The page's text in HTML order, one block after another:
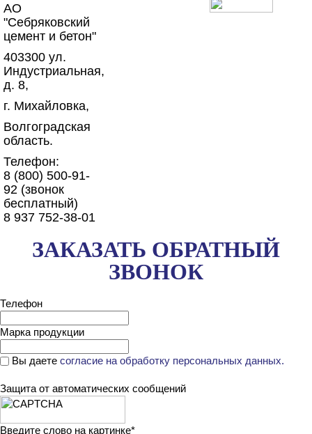
АО
"Себряковский
цемент и бетон"
403300 ул.
Индустриальная,
д. 8,
г. Михайловка,
Волгоградская
область.
Телефон:
8 (800) 500-91-
92 (звонок
бесплатный)
8 937 752-38-01
ЗАКАЗАТЬ ОБРАТНЫЙ
ЗВОНОК
Телефон
Марка продукции
Вы даете согласие на обработку персональных данных.
Защита от автоматических сообщений
Введите слово на картинке*